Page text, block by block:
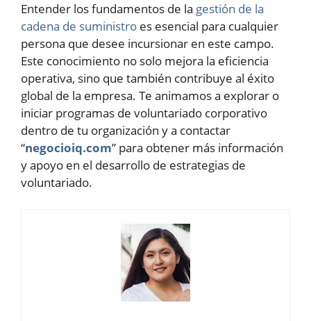
Entender los fundamentos de la gestión de la
cadena de suministro es esencial para cualquier
persona que desee incursionar en este campo.
Este conocimiento no solo mejora la eficiencia
operativa, sino que también contribuye al éxito
global de la empresa. Te animamos a explorar o
iniciar programas de voluntariado corporativo
dentro de tu organización y a contactar
“negocioiq.com” para obtener más información
y apoyo en el desarrollo de estrategias de
voluntariado.